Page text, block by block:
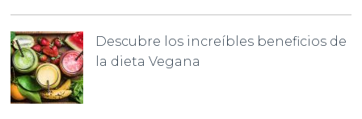
Descubre los increíbles beneficios de
la dieta Vegana